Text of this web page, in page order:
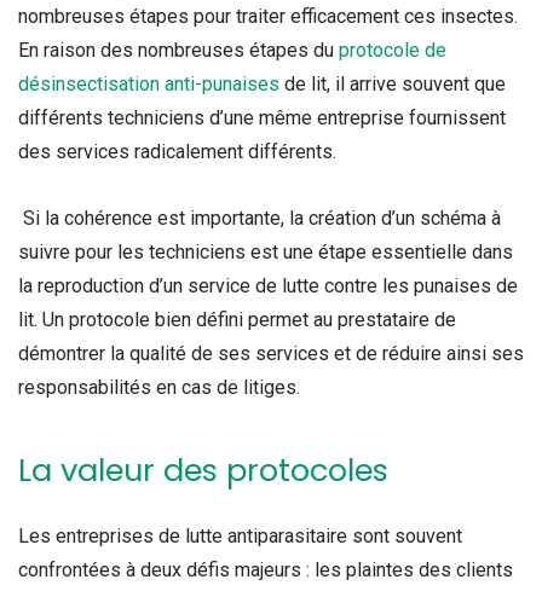
nombreuses étapes pour traiter efficacement ces insectes.
En raison des nombreuses étapes du protocole de
désinsectisation anti-punaises de lit, il arrive souvent que
différents techniciens d’une même entreprise fournissent
des services radicalement différents.
Si la cohérence est importante, la création d’un schéma à
suivre pour les techniciens est une étape essentielle dans
la reproduction d’un service de lutte contre les punaises de
lit. Un protocole bien défini permet au prestataire de
démontrer la qualité de ses services et de réduire ainsi ses
responsabilités en cas de litiges.
La valeur des protocoles
Les entreprises de lutte antiparasitaire sont souvent
confrontées à deux défis majeurs : les plaintes des clients